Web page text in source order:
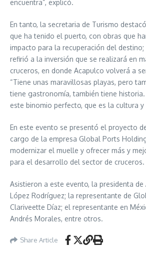
encuentra”, explicó.
En tanto, la secretaria de Turismo
que ha tenido el puerto, con obras que
impacto para la recuperación del
refirió a la inversión que se realizará en
cruceros, en donde Acapulco volverá a
“Tiene unas maravillosas playas, pero
tiene gastronomía, también tiene
este binomio perfecto, que es la cultura y
En este evento se presentó el proyecto
cargo de la empresa Global Ports
modernizar el muelle y ofrecer más y
para el desarrollo del sector de cruceros.
Asistieron a este evento, la presidenta de
López Rodríguez; la representante de
Clariveette Díaz; el representante en
Andrés Morales, entre otros.
Share Article